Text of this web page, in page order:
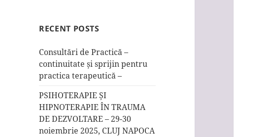
RECENT POSTS
Consultări de Practică –
continuitate și sprijin pentru
practica terapeutică –
PSIHOTERAPIE ȘI
HIPNOTERAPIE ÎN TRAUMA
DE DEZVOLTARE – 29-30
noiembrie 2025, CLUJ NAPOCA